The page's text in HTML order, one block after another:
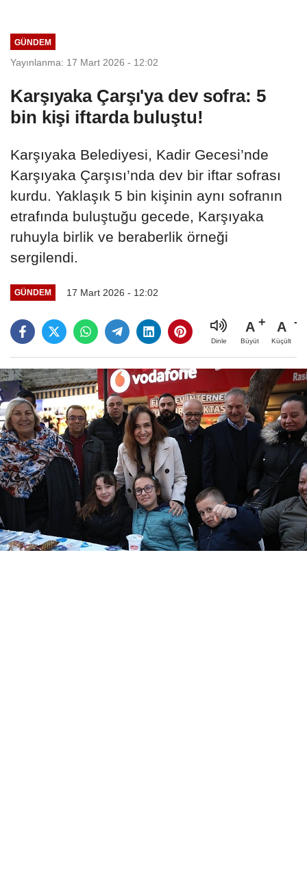
GÜNDEM
Yayınlanma: 17 Mart 2026 - 12:02
Karşıyaka Çarşı'ya dev sofra: 5
bin kişi iftarda buluştu!
Karşıyaka Belediyesi, Kadir Gecesi’nde
Karşıyaka Çarşısı’nda dev bir iftar sofrası
kurdu. Yaklaşık 5 bin kişinin aynı sofranın
etrafında buluştuğu gecede, Karşıyaka
ruhuyla birlik ve beraberlik örneği
sergilendi.
GÜNDEM 17 Mart 2026 - 12:02
Dinle
A
Büyüt
A
Küçült